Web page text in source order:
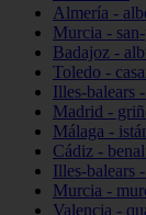
Almería -
Murcia -
Badajoz -
Toledo -
Illes-balears
Madrid -
Málaga -
Cádiz -
Illes-balears
Murcia -
Valencia -